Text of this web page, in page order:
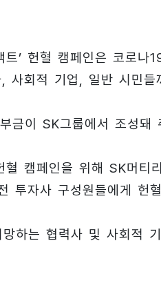
’ 헌혈 캠페인은 코로나
사회적 기업, 일반 시민
금이 SK그룹에서 조성돼
캠페인을 위해 SK머티
투자사 구성원들에게 헌
하는 협력사 및 사회적